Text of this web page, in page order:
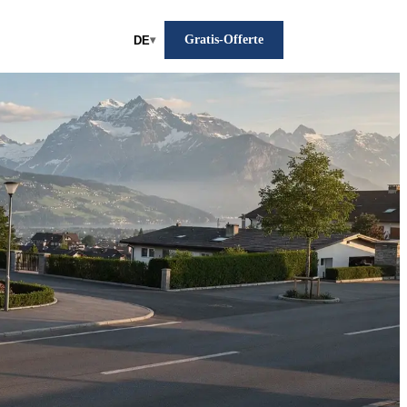
DE▾ Gratis-Offerte